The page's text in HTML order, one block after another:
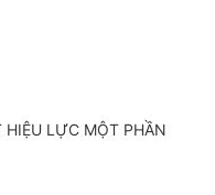
HIỆU LỰC MỘT PHẦN